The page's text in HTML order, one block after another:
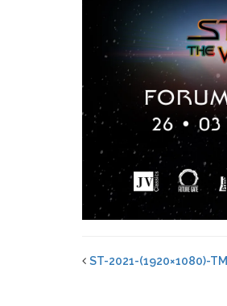
ST-2021-(1920×1080)-TM